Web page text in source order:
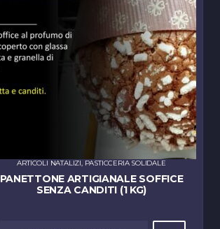
ARTICOLI NATALIZI, PASTICCERIA SOLIDALE
PANETTONE ARTIGIANALE SOFFICE
SENZA CANDITI (1 KG)